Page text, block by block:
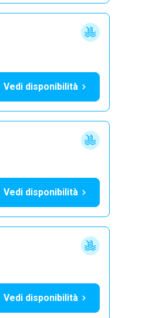
Vedi disponibilità
Vedi disponibilità
Vedi disponibilità